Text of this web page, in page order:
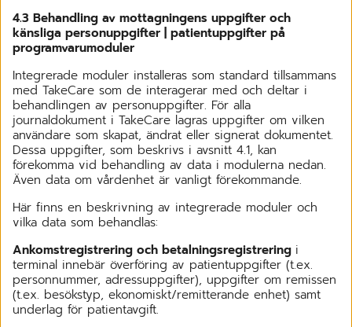
4.3 Behandling av mottagningens uppgifter och
känsliga personuppgifter | patientuppgifter på
programvarumoduler
Integrerade moduler installeras som standard tillsammans
med TakeCare som de interagerar med och deltar i
behandlingen av personuppgifter. För alla
journaldokument i TakeCare lagras uppgifter om vilken
användare som skapat, ändrat eller signerat dokumentet.
Dessa uppgifter, som beskrivs i avsnitt 4.1, kan
förekomma vid behandling av data i modulerna nedan.
Även data om vårdenhet är vanligt förekommande.
Här finns en beskrivning av integrerade moduler och
vilka data som behandlas:
Ankomstregistrering och betalningsregistrering i
terminal innebär överföring av patientuppgifter (t.ex.
personnummer, adressuppgifter), uppgifter om remissen
(t.ex. besökstyp, ekonomiskt/remitterande enhet) samt
underlag för patientavgift.